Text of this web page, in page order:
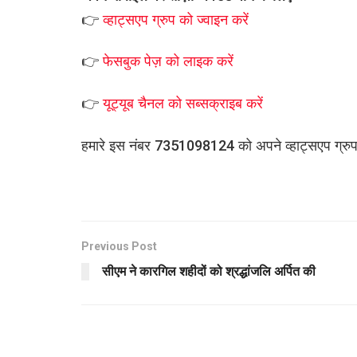
👉व्हाट्सएपग्रुप कोज्वाइन करें
👉फेसबुक पेज़ को लाइक करें
👉यूट्यूब चैनल को सब्सक्राइब करें
हमारे इस नंबर 7351098124 को अपने व्हाट्सएप
Previous Post
सीएम ने कारगिल शहीदों को श्रद्धांजलि अर्पित की